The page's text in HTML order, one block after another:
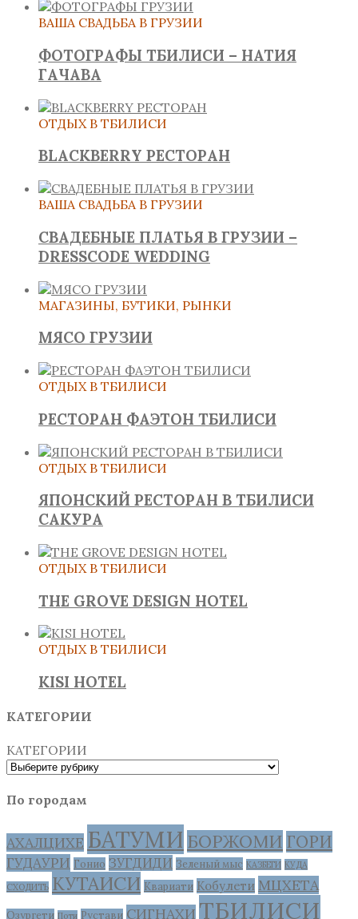
ВАША СВАДЬБА В ГРУЗИИ
ФОТОГРАФЫ ТБИЛИСИ – НАТИЯ
ГАЧАВА
ОТДЫХ В ТБИЛИСИ
BLACKBERRY РЕСТОРАН
ВАША СВАДЬБА В ГРУЗИИ
СВАДЕБНЫЕ ПЛАТЬЯ В ГРУЗИИ –
DRESSCODE WEDDING
МАГАЗИНЫ, БУТИКИ, РЫНКИ
МЯСО ГРУЗИИ
ОТДЫХ В ТБИЛИСИ
РЕСТОРАН ФАЭТОН ТБИЛИСИ
ОТДЫХ В ТБИЛИСИ
ЯПОНСКИЙ РЕСТОРАН В ТБИЛИСИ
САКУРА
ОТДЫХ В ТБИЛИСИ
THE GROVE DESIGN HOTEL
ОТДЫХ В ТБИЛИСИ
KISI HOTEL
КАТЕГОРИИ
КАТЕГОРИИ
По городам
АХАЛЦИХЕ БАТУМИ БОРЖОМИ ГОРИ
ГУДАУРИ Гонио ЗУГДИДИ Зеленый мыс КАЗБЕГИ КУДА
СХОДИТЬ КУТАИСИ Квариати Кобулети МЦХЕТА
Озургети Поти Рустави СИГНАХИ ТБИЛИСИ